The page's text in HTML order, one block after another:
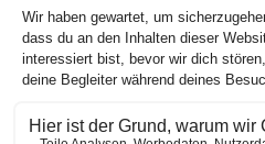
Über uns
Impressum